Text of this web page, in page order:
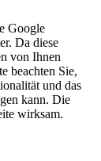
Google
Da diese
von Ihnen
beachten Sie,
und das
kann. Die
wirksam.